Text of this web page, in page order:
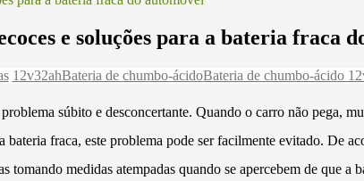
e soluções para a bateria fraca
12v32ahBateria de chumbo-ácidoBateria de chumbo-ácido
súbito e desconcertante. Quando o carro não pega,
fraca, este problema pode ser facilmente evitado. De
medidas atempadas quando se apercebem de que a